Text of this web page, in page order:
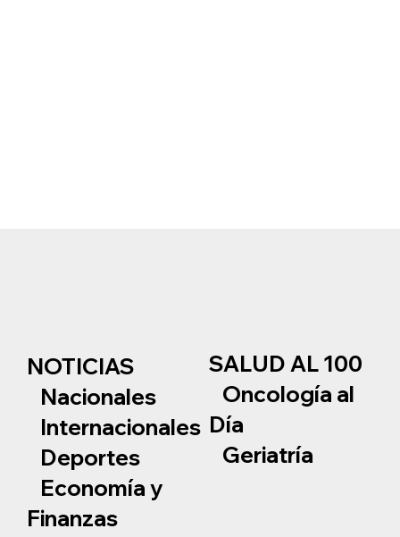
NOTICIAS
Nacionales
Internacionales
Deportes
Economía y
Finanzas
SALUD AL 100
Oncología al
Día
Geriatría